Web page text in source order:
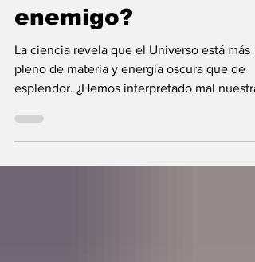
nunca fue el
enemigo?
La ciencia revela que el Universo está más
pleno de materia y energía oscura que de
esplendor. ¿Hemos interpretado mal